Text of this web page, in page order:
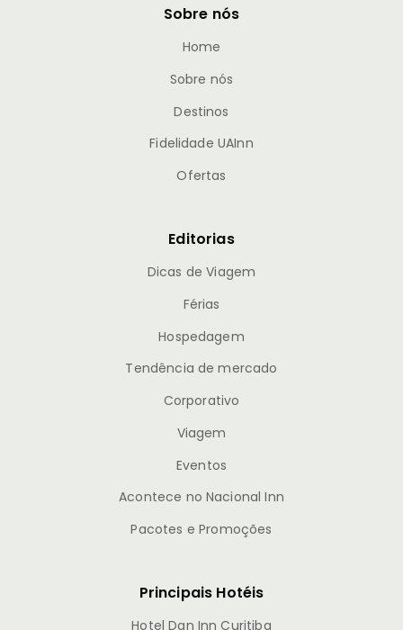
Sobre nós
Home
Sobre nós
Destinos
Fidelidade UAInn
Ofertas
Editorias
Dicas de Viagem
Férias
Hospedagem
Tendência de mercado
Corporativo
Viagem
Eventos
Acontece no Nacional Inn
Pacotes e Promoções
Principais Hotéis
Hotel Dan Inn Curitiba